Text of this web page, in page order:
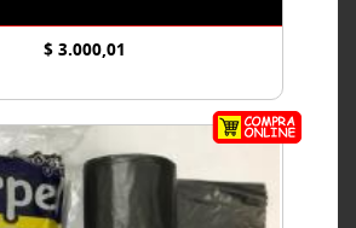
$ 3.000,01